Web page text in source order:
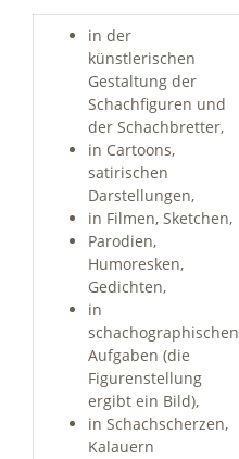
in der
künstlerischen
Gestaltung der
Schachfiguren und
der Schachbretter,
in Cartoons,
satirischen
Darstellungen,
in Filmen, Sketchen,
Parodien,
Humoresken,
Gedichten,
in
schachographischen
Aufgaben (die
Figurenstellung
ergibt ein Bild),
in Schachscherzen,
Kalauern